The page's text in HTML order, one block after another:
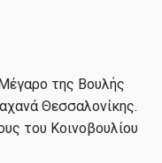
της Βουλής
Θεσσαλονίκης.
του Κοινοβουλίου